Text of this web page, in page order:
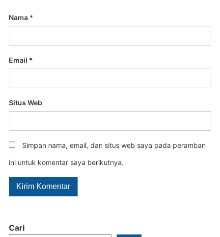
Cari
Nama *
Email *
Situs Web
Simpan nama, email, dan situs web saya pada peramban
ini untuk komentar saya berikutnya.